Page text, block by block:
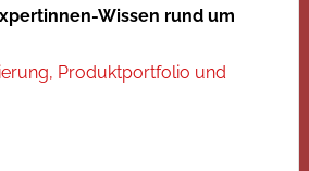
Wissen rund um
Produktportfolio und